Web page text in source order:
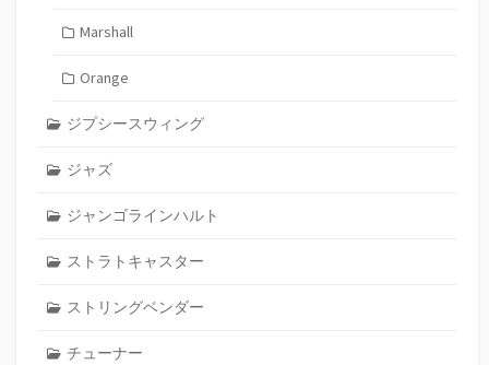
Marshall
Orange
ジプシースウィング
ジャズ
ジャンゴラインハルト
ストラトキャスター
ストリングベンダー
チューナー